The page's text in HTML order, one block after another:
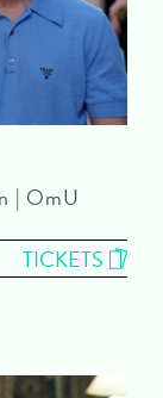
| OmU
TICKETS